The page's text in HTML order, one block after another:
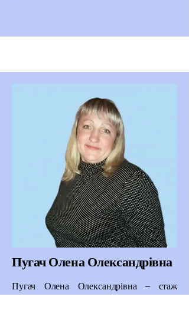
Пугач Олена Олександрівна
Пугач Олена Олександрівна – стаж